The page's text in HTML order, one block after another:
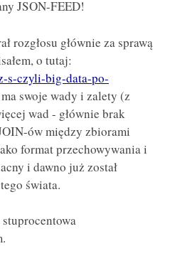
JSON-FEED!
rozgłosu głównie za sprawą
o tutaj:
s-czyli-big-data-po-
swoje wady i zalety (z
wad - głównie brak
ów między zbiorami
format przechowywania i
i dawno już został
świata.
stuprocentowa